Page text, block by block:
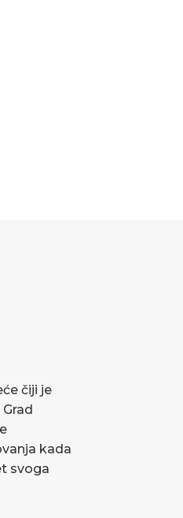
čiji je
kada
svoga